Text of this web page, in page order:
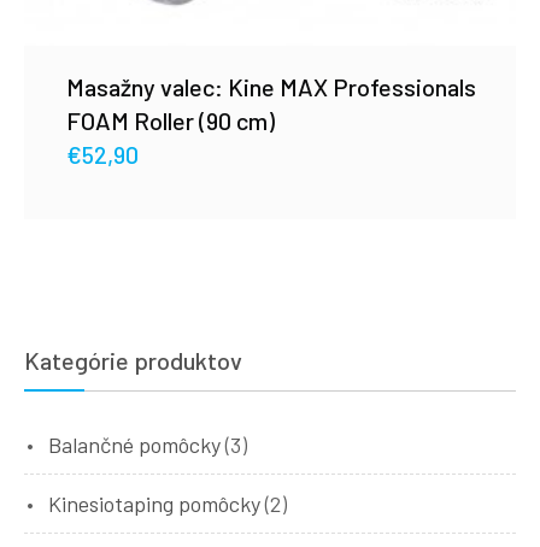
Masažny valec: Kine MAX Professionals
FOAM Roller (90 cm)
€52,90
Kategórie produktov
Balančné pomôcky(3)
Kinesiotaping pomôcky(2)